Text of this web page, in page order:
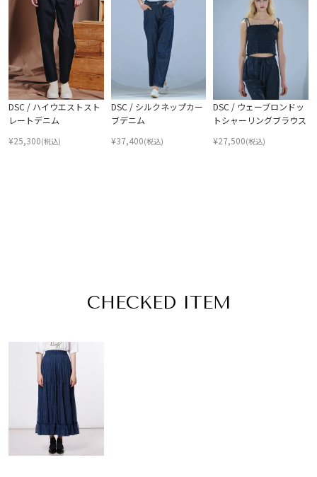
DSC / ハイウエストスト
レートデニム
¥25,300(税込)
DSC / シルクネップカー
ブデニム
¥37,400(税込)
DSC / ウェーブロンドッ
トシャーリングブラウス
¥27,500(税込)
CHECKED ITEM